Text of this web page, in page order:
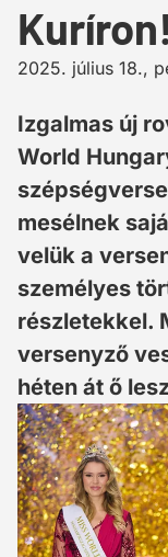
Kuríron!
2025. július 18.,
Izgalmas új
World
mesélnek
velük a
személyes
részletekkel.
versenyző
héten át ő